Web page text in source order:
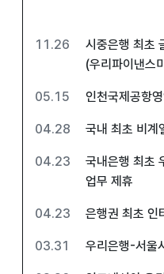
11.26
시중은행 최초
(우리파이낸스
05.15 인천국제공항
04.28 국내 최초 비계
04.23
국내은행 최초
업무 제휴
04.23 은행권 최초 인
03.31 우리은행-서울